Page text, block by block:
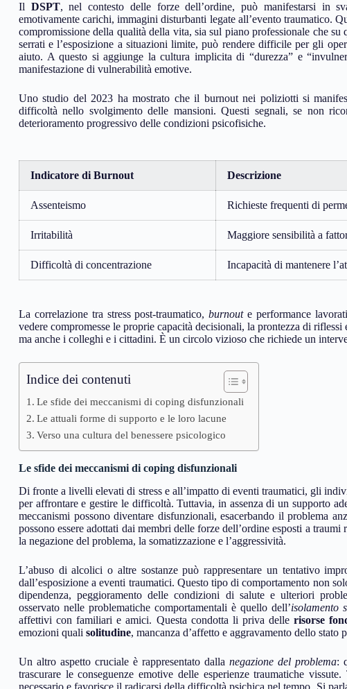
Il DSPT, nel contesto delle forze dell’ordine, può manifestarsi in
emotivamente carichi, immagini disturbanti legate all’evento traumatico.
compromissione della qualità della vita, sia sul piano professionale che
serrati e l’esposizione a situazioni limite, può rendere difficile per gli
aiuto. A questo si aggiunge la cultura implicita di “durezza” e
manifestazione di vulnerabilità emotive.
Uno studio del 2023 ha mostrato che il burnout nei poliziotti si
difficoltà nello svolgimento delle mansioni. Questi segnali, se non
deterioramento progressivo delle condizioni psicofisiche.
Indicatore di Burnout Descrizione
Assenteismo Richieste frequenti di
Irritabilità Maggiore sensibilità a
Difficoltà di concentrazione Incapacità di mantenere
La correlazione tra stress post-traumatico,burnoute performance
vedere compromesse le proprie capacità decisionali, la prontezza di
ma anche i colleghi e i cittadini. È un circolo vizioso che richiede un
Indice dei contenuti
Le sfide dei meccanismi di coping disfunzionali
Le attuali forme di supporto e le loro lacune
Verso una cultura del benessere psicologico
Le sfide dei meccanismi di coping disfunzionali
Di fronte a livelli elevati di stress e all’impatto di eventi traumatici, gli
per affrontare e gestire le difficoltà. Tuttavia, in assenza di un supporto
meccanismi possono diventare disfunzionali, esacerbando il problema
possono essere adottati dai membri delle forze dell’ordine esposti a
la negazione del problema, la somatizzazione e l’aggressività.
L’abuso di alcolici o altre sostanze può rappresentare un tentativo
dall’esposizione a eventi traumatici. Questo tipo di comportamento non
dipendenza, peggioramento delle condizioni di salute e ulteriori
osservato nelle problematiche comportamentali è quello dell’isolamento
affettivi con familiari e amici. Questa condotta li priva dellerisorse
emozioni quali solitudine, mancanza d’affetto e aggravamento dello stato
Un altro aspetto cruciale è rappresentato dallanegazione del problema:
trascurare le conseguenze emotive delle esperienze traumatiche
necessario e favorisce il radicarsi della difficoltà psichica nel tempo. Si